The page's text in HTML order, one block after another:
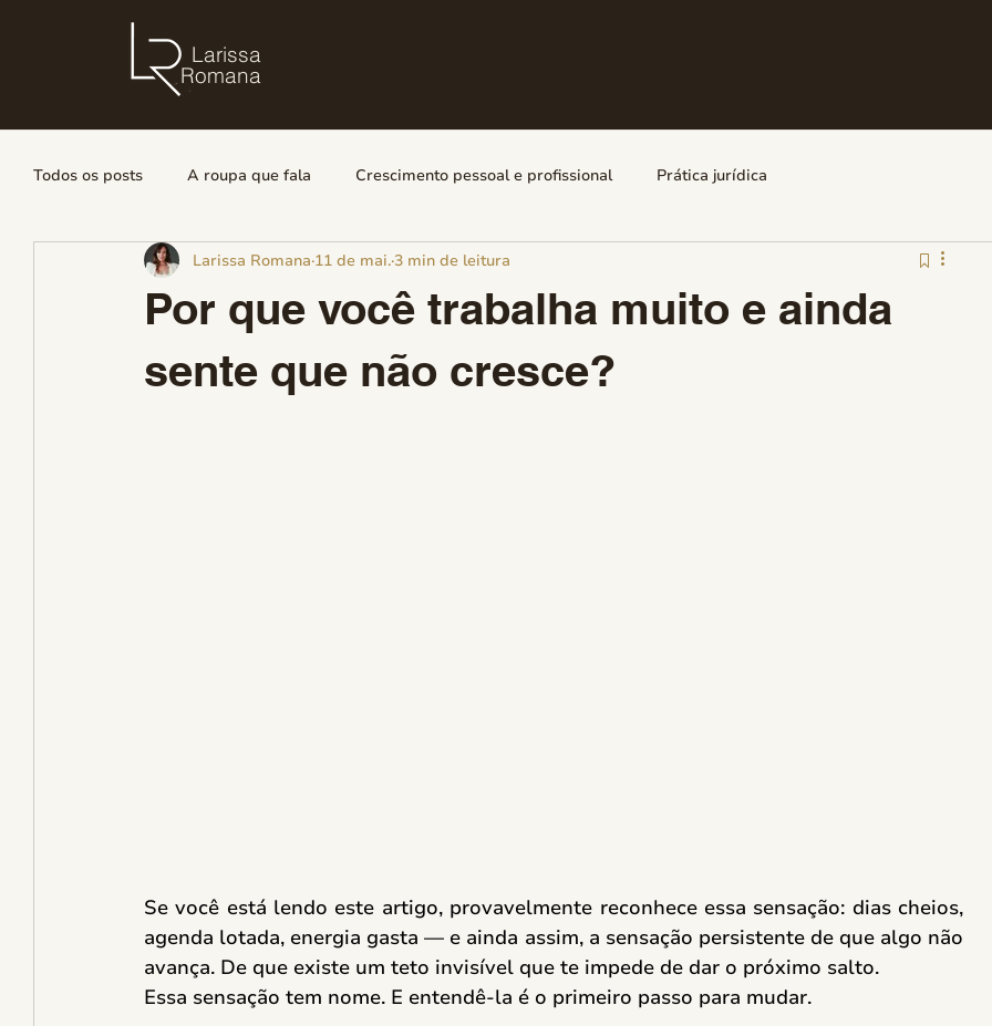
Larissa
Romana
Todos os posts A roupa que fala Crescimento pessoal e profissional Prática jurídica
Por que você trabalha muito e ainda
sente que não cresce?
Larissa Romana 11 de mai. 3 min de leitura
Se você está lendo este artigo, provavelmente reconhece essa sensação: dias cheios,
agenda lotada, energia gasta — e ainda assim, a sensação persistente de que algo não
avança. De que existe um teto invisível que te impede de dar o próximo salto.
Essa sensação tem nome. E entendê-la é o primeiro passo para mudar.